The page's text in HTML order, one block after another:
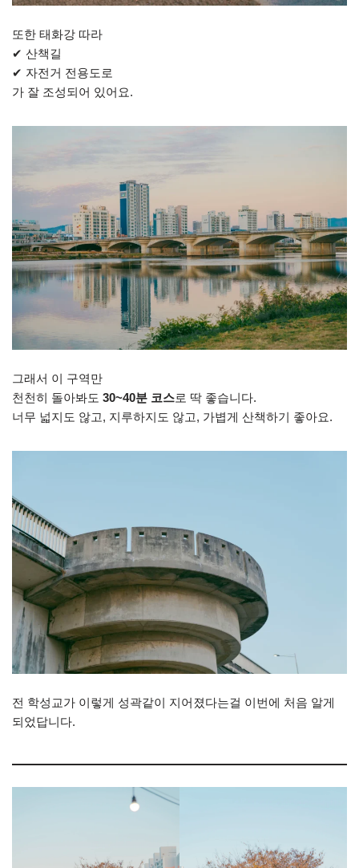
또한 태화강 따라
✔ 산책길
✔ 자전거 전용도로
가 잘 조성되어 있어요.
그래서 이 구역만
천천히 돌아봐도 30~40분 코스로 딱 좋습니다.
너무 넓지도 않고, 지루하지도 않고, 가볍게 산책하기 좋아요.
전 학성교가 이렇게 성곽같이 지어졌다는걸 이번에 처음 알게
되었답니다.